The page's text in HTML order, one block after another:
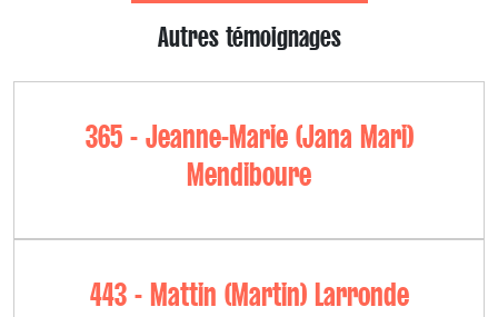
Autres témoignages
365 - Jeanne-Marie (Jana Mari)
Mendiboure
443 - Mattin (Martin) Larronde